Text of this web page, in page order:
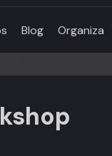
Blog Organiza